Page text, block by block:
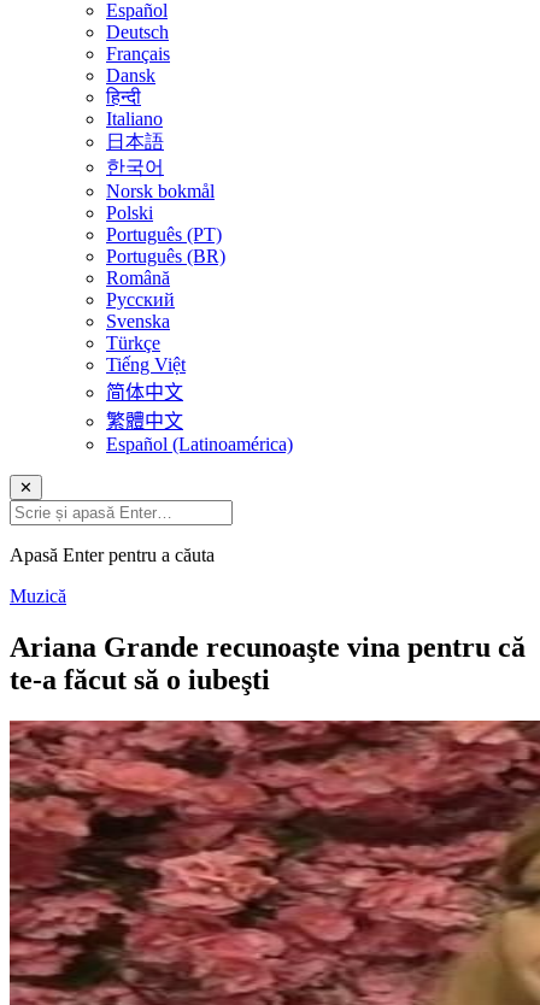
Español
Deutsch
Français
Dansk
हिन्दी
Italiano
日本語
한국어
Norsk bokmål
Polski
Português (PT)
Português (BR)
Română
Русский
Svenska
Türkçe
Tiếng Việt
简体中文
繁體中文
Español (Latinoamérica)
✕
Apasă Enter pentru a căuta
Muzică
Ariana Grande recunoaşte vina pentru că
te-a făcut să o iubeşti